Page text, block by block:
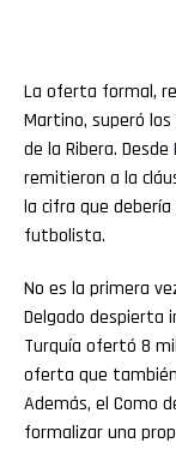
La oferta formal,
Martino, superó
de la Ribera. Desde
remitieron a la
la cifra que
futbolista.
No es la primera
Delgado despierta
Turquía ofertó 8
oferta que
Además, el Como
formalizar una